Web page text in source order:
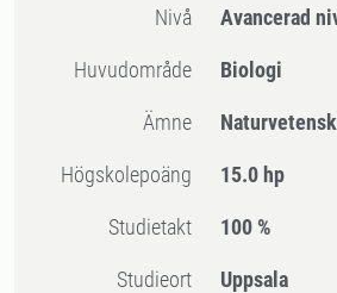
Nivå Avancerad
Huvudområde Biologi
Ämne
högskolepoäng 15.0 hp
Studietakt 100 %
Studieort Uppsala